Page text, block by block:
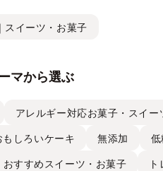
スイーツ・お菓子
マから選ぶ
アレルギー対応お菓子・スイー
しろいケーキ 無添加
おすすめスイーツ・お菓子